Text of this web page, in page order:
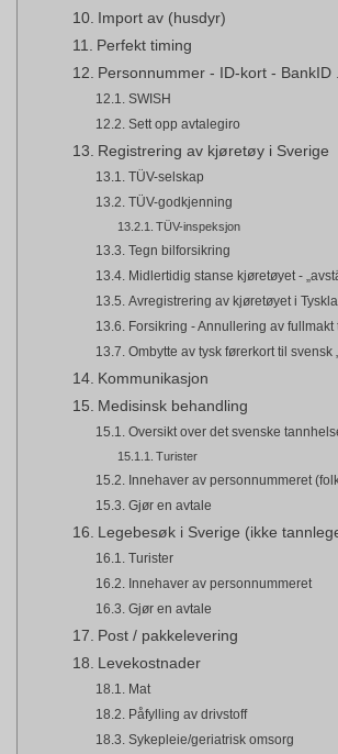
Import av (husdyr)
Perfekt timing
Personnummer - ID-kort - BankID
SWISH
Sett opp avtalegiro
Registrering av kjøretøy i Sverige
TÜV-selskap
TÜV-godkjenning
TÜV-inspeksjon
Tegn bilforsikring
Midlertidig stanse kjøretøyet -
Avregistrering av kjøretøyet i
Forsikring - Annullering av fullmakt
Ombytte av tysk førerkort til svensk
Kommunikasjon
Medisinsk behandling
Oversikt over det svenske
Turister
Innehaver av personnummeret
Gjør en avtale
Legebesøk i Sverige (ikke
Turister
Innehaver av personnummeret
Gjør en avtale
Post / pakkelevering
Levekostnader
Mat
Påfylling av drivstoff
Sykepleie/geriatrisk omsorg